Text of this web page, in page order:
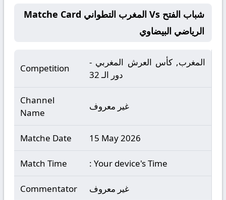
Matche Card المغرب التطواني Vs شباب الفتح
الرياضي البيضاوي
Competition
المغرب, كأس العرش المغربي -
دور الـ 32
Channel
Name
غير معروف
Matche Date 15 May 2026
Match Time : Your device's Time
Commentator غير معروف